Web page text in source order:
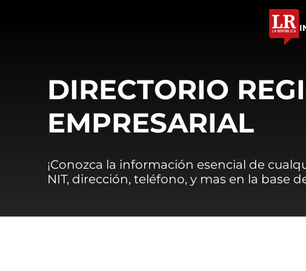
DIRECTORIO
EMPRESARIAL
¡Conozca la información esencial de
NIT, dirección, teléfono, y mas en la base